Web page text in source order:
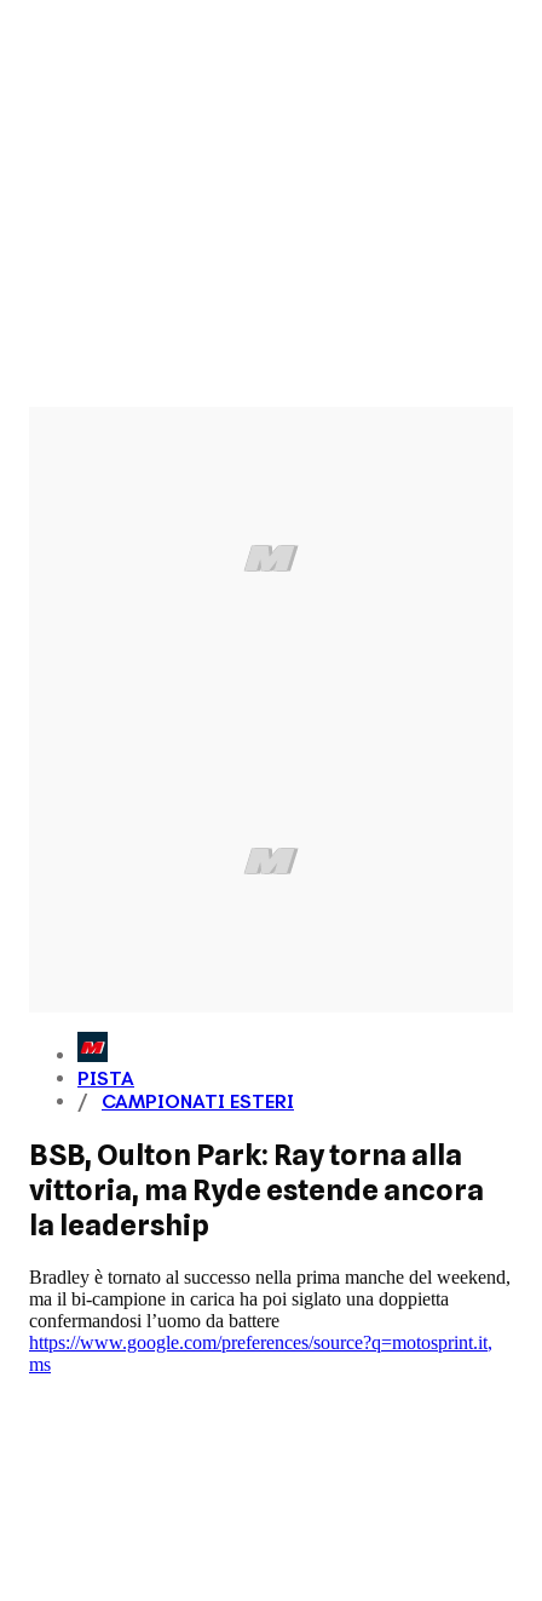
PISTA
CAMPIONATI ESTERI
BSB, Oulton Park: Ray torna alla
vittoria, ma Ryde estende ancora
la leadership
Bradley è tornato al successo nella prima manche del weekend,
ma il bi-campione in carica ha poi siglato una doppietta
confermandosi l’uomo da battere
https://www.google.com/preferences/source?q=motosprint.it,
ms